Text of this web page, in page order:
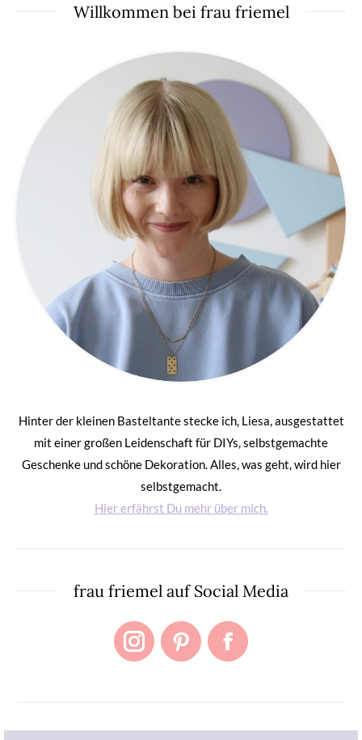
Willkommen bei frau friemel
Hinter der kleinen Basteltante stecke ich, Liesa, ausgestattet
mit einer großen Leidenschaft für DIYs, selbstgemachte
Geschenke und schöne Dekoration. Alles, was geht, wird hier
selbstgemacht.
Hier erfährst Du mehr über mich.
frau friemel auf Social Media
Instagram
PinterestFacebook